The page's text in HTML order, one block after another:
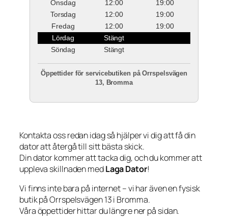
Onsdag
12:00
19:00
Torsdag
12:00
19:00
Fredag
12:00
19:00
Lördag
Stängt
Söndag
Stängt
Öppettider för servicebutiken på Orrspelsvägen
13, Bromma
Kontakta oss redan idag så hjälper vi dig att få din
dator att återgå till sitt bästa skick.
Din dator kommer att tacka dig, och du kommer att
uppleva skillnaden medLaga Dator!
Vi finns inte bara på internet – vi har även en fysisk
butik på Orrspelsvägen 13 i Bromma.
Våra öppettider hittar du längre ner på sidan.